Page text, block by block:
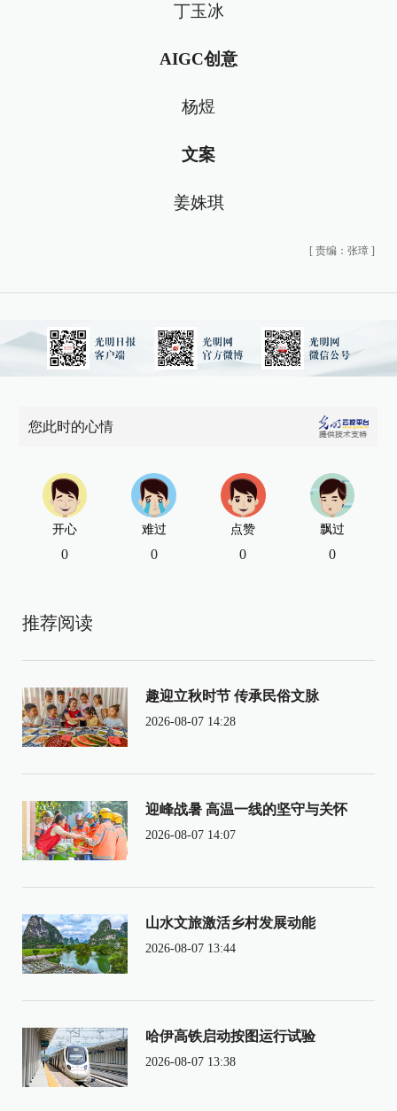
丁玉冰
AIGC创意
杨煜
文案
姜姝琪
[ 责编：张璋 ]
您此时的心情
开心
0
难过
0
点赞
0
飘过
0
推荐阅读
趣迎立秋时节 传承民俗文脉
2026-08-07 14:28
迎峰战暑 高温一线的坚守与关怀
2026-08-07 14:07
山水文旅激活乡村发展动能
2026-08-07 13:44
哈伊高铁启动按图运行试验
2026-08-07 13:38